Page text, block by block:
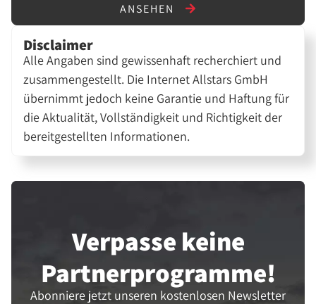
ANSEHEN
Disclaimer
Alle Angaben sind gewissenhaft recherchiert und
zusammengestellt. Die Internet Allstars GmbH
übernimmt jedoch keine Garantie und Haftung für
die Aktualität, Vollständigkeit und Richtigkeit der
bereitgestellten Informationen.
Verpasse keine
Partner­programme!
Abonniere jetzt unseren kostenlosen Newsletter